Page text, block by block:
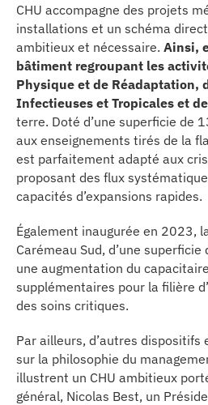
CHU accompagne des projets
installations et un schéma
ambitieux et nécessaire. Ainsi,
bâtiment regroupant les
Physique et de Réadaptation,
Infectieuses et Tropicales et
terre. Doté d’une superficie de
aux enseignements tirés de la
est parfaitement adapté aux
proposant des flux
capacités d’expansions rapides.
Également inaugurée en 2023,
Carémeau Sud, d’une
une augmentation du
supplémentaires pour la filière
des soins critiques.
Par ailleurs, d’autres
sur la philosophie du
illustrent un CHU ambitieux
général, Nicolas Best, un